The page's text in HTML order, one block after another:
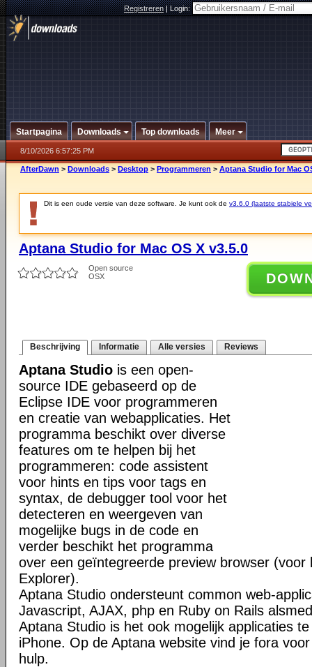
Registreren|Login:
Startpagina Downloads Top downloads Meer
8/10/2026 6:57:25 PM
AfterDawn > Downloads > Desktop > Programmeren > Aptana Studio for Mac
Dit is een oude versie van deze software. Je kunt ook de v3.6.0 (laatste stabiele
Aptana Studio for Mac OS X v3.5.0
Open source
OSX
Beschrijving Informatie Alle versies Reviews
Aptana Studio is een open-
source IDE gebaseerd op de
Eclipse IDE voor programmeren
en creatie van webapplicaties. Het
programma beschikt over diverse
features om te helpen bij het
programmeren: code assistent
voor hints en tips voor tags en
syntax, de debugger tool voor het
detecteren en weergeven van
mogelijke bugs in de code en
verder beschikt het programma
over een geïntegreerde preview browser (voor
Explorer).
Aptana Studio ondersteunt common web-
Javascript, AJAX, php en Ruby on Rails
Aptana Studio is het ook mogelijk applicaties
iPhone. Op de Aptana website vind je fora
hulp.